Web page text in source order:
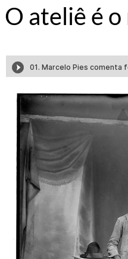
O ateliê é